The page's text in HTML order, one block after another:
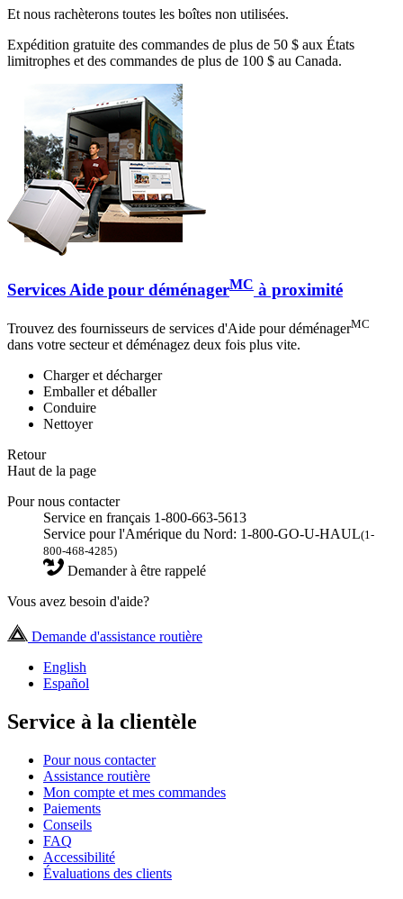
Et nous rachèterons toutes les boîtes non utilisées.
Expédition gratuite des commandes de plus de 50 $ aux États
limitrophes et des commandes de plus de 100 $ au Canada.
Services Aide pour déménagerMC à proximité
Trouvez des fournisseurs de services d'Aide pour déménagerMC
dans votre secteur et déménagez deux fois plus vite.
Charger et décharger
Emballer et déballer
Conduire
Nettoyer
Retour
Haut de la page
Pour nous contacter
Service en français 1-800-663-5613
Service pour l'Amérique du Nord: 1-800-GO-U-HAUL(1-
800-468-4285)
Demander à être rappelé
Vous avez besoin d'aide?
Demande d'assistance routière
English
Español
Service à la clientèle
Pour nous contacter
Assistance routière
Mon compte et mes commandes
Paiements
Conseils
FAQ
Accessibilité
Évaluations des clients